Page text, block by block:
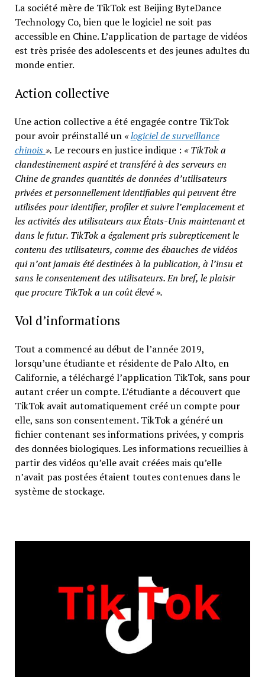
La société mère de TikTok est Beijing ByteDance
Technology Co, bien que le logiciel ne soit pas
accessible en Chine. L’application de partage de vidéos
est très prisée des adolescents et des jeunes adultes du
monde entier.
Action collective
Une action collective a été engagée contre TikTok
pour avoir préinstallé un «logiciel de surveillance
chinois». Le recours en justice indique : « TikTok a
clandestinement aspiré et transféré à des serveurs en
Chine de grandes quantités de données d’utilisateurs
privées et personnellement identifiables qui peuvent être
utilisées pour identifier, profiler et suivre l’emplacement et
les activités des utilisateurs aux États-Unis maintenant et
dans le futur. TikTok a également pris subrepticement le
contenu des utilisateurs, comme des ébauches de vidéos
qui n’ont jamais été destinées à la publication, à l’insu et
sans le consentement des utilisateurs. En bref, le plaisir
que procure TikTok a un coût élevé ».
Vol d’informations
Tout a commencé au début de l’année 2019,
lorsqu’une étudiante et résidente de Palo Alto, en
Californie, a téléchargé l’application TikTok, sans pour
autant créer un compte. L’étudiante a découvert que
TikTok avait automatiquement créé un compte pour
elle, sans son consentement. TikTok a généré un
fichier contenant ses informations privées, y compris
des données biologiques. Les informations recueillies à
partir des vidéos qu’elle avait créées mais qu’elle
n’avait pas postées étaient toutes contenues dans le
système de stockage.